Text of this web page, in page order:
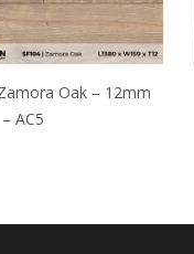
Oak – 12mm
– AC5